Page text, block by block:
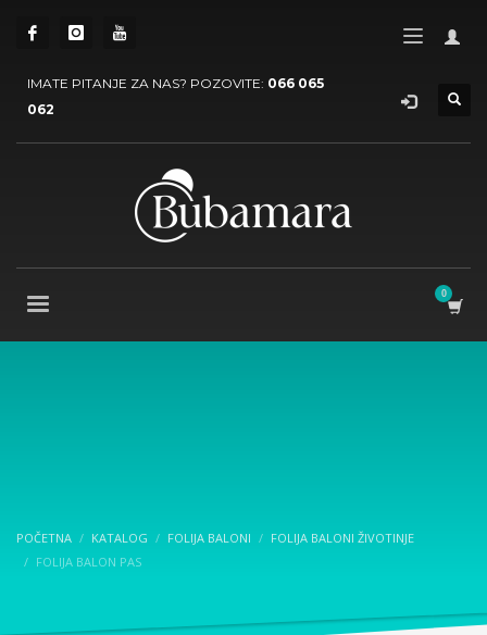
IMATE PITANJE ZA NAS? POZOVITE: 066 065
062
POČETNA KATALOG FOLIJA BALONI
FOLIJA BALONI ŽIVOTINJE
FOLIJA BALON PAS